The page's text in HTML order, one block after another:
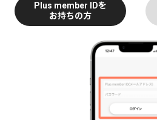
Plus member IDを
お持ちの方